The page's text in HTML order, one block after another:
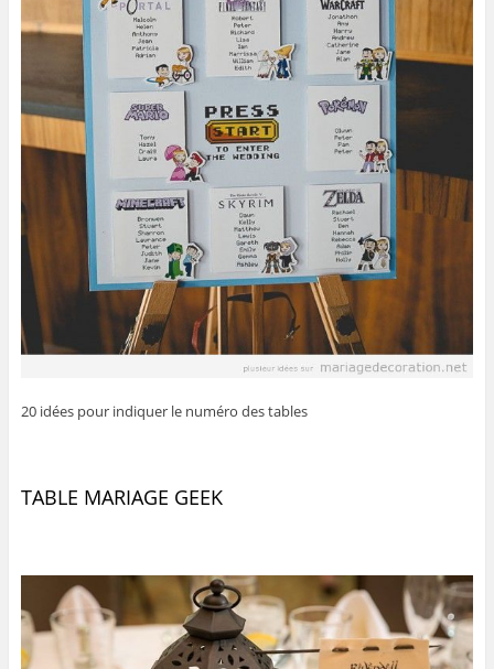
20 idées pour indiquer le numéro des tables
TABLE MARIAGE GEEK